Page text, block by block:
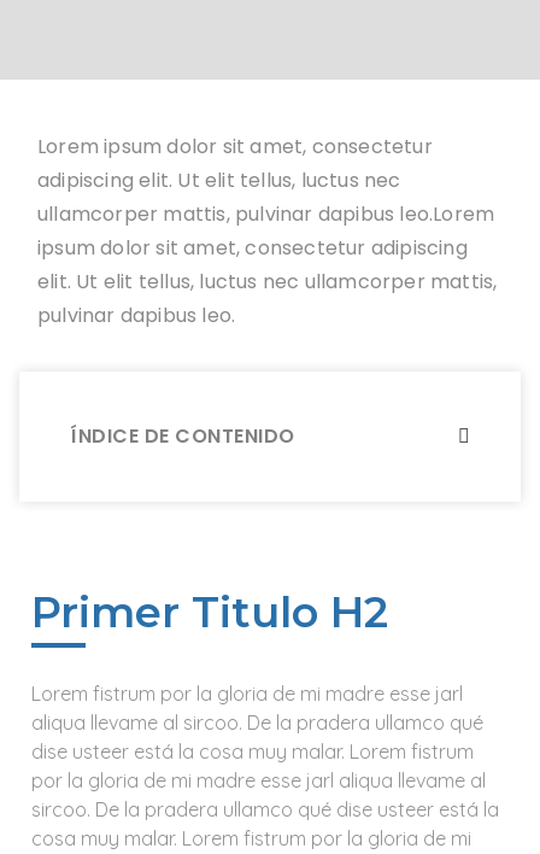
ÍNDICE DE CONTENIDO
Lorem ipsum dolor sit amet, consectetur
adipiscing elit. Ut elit tellus, luctus nec
ullamcorper mattis, pulvinar dapibus leo.Lorem
ipsum dolor sit amet, consectetur adipiscing
elit. Ut elit tellus, luctus nec ullamcorper mattis,
pulvinar dapibus leo.
Primer Titulo H2
Lorem fistrum por la gloria de mi madre esse jarl
aliqua llevame al sircoo. De la pradera ullamco qué
dise usteer está la cosa muy malar. Lorem fistrum
por la gloria de mi madre esse jarl aliqua llevame al
sircoo. De la pradera ullamco qué dise usteer está la
cosa muy malar. Lorem fistrum por la gloria de mi